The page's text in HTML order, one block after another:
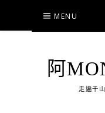
content
MENU
阿
走遍千